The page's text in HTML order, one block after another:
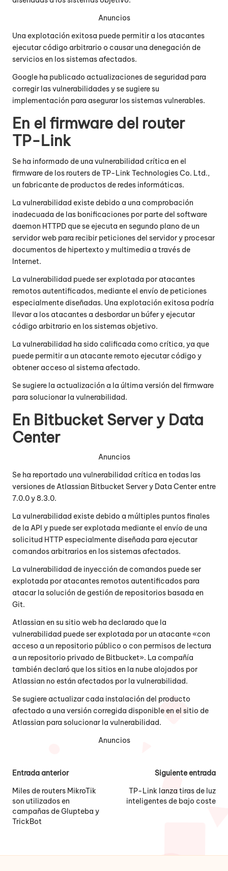
Anuncios
Una explotación exitosa puede permitir a los atacantes
ejecutar código arbitrario o causar una denegación de
servicios en los sistemas afectados.
Google ha publicado actualizaciones de seguridad para
corregir las vulnerabilidades y se sugiere su
implementación para asegurar los sistemas vulnerables.
En el firmware del router
TP-Link
Se ha informado de una vulnerabilidad crítica en el
firmware de los routers de TP-Link Technologies Co. Ltd.,
un fabricante de productos de redes informáticas.
La vulnerabilidad existe debido a una comprobación
inadecuada de las bonificaciones por parte del software
daemon HTTPD que se ejecuta en segundo plano de un
servidor web para recibir peticiones del servidor y procesar
documentos de hipertexto y multimedia a través de
Internet.
La vulnerabilidad puede ser explotada por atacantes
remotos autentificados, mediante el envío de peticiones
especialmente diseñadas. Una explotación exitosa podría
llevar a los atacantes a desbordar un búfer y ejecutar
código arbitrario en los sistemas objetivo.
La vulnerabilidad ha sido calificada como crítica, ya que
puede permitir a un atacante remoto ejecutar código y
obtener acceso al sistema afectado.
Se sugiere la actualización a la última versión del firmware
para solucionar la vulnerabilidad.
En Bitbucket Server y Data
Center
Anuncios
Se ha reportado una vulnerabilidad crítica en todas las
versiones de Atlassian Bitbucket Server y Data Center entre
7.0.0 y 8.3.0.
La vulnerabilidad existe debido a múltiples puntos finales
de la API y puede ser explotada mediante el envío de una
solicitud HTTP especialmente diseñada para ejecutar
comandos arbitrarios en los sistemas afectados.
La vulnerabilidad de inyección de comandos puede ser
explotada por atacantes remotos autentificados para
atacar la solución de gestión de repositorios basada en
Git.
Atlassian en su sitio web ha declarado que la
vulnerabilidad puede ser explotada por un atacante «con
acceso a un repositorio público o con permisos de lectura
a un repositorio privado de Bitbucket». La compañía
también declaró que los sitios en la nube alojados por
Atlassian no están afectados por la vulnerabilidad.
Se sugiere actualizar cada instalación del producto
afectado a una versión corregida disponible en el sitio de
Atlassian para solucionar la vulnerabilidad.
Anuncios
Navegación
de
entradas
Entrada anterior
Miles de routers MikroTik
son utilizados en
campañas de Glupteba y
TrickBot
Siguiente entrada
TP-Link lanza tiras de luz
inteligentes de bajo coste